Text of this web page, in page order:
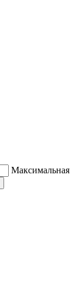
Максимальная